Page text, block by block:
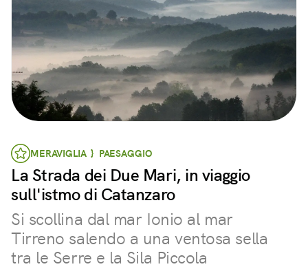
MERAVIGLIA } PAESAGGIO
La Strada dei Due Mari, in viaggio
sull'istmo di Catanzaro
Si scollina dal mar Ionio al mar
Tirreno salendo a una ventosa sella
tra le Serre e la Sila Piccola